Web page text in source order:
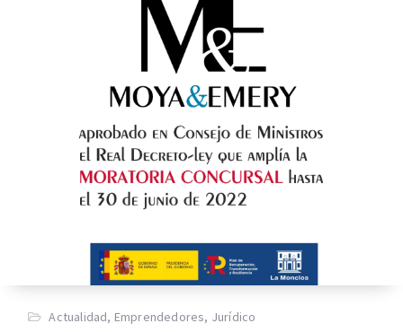
Actualidad, Emprendedores, Jurídico